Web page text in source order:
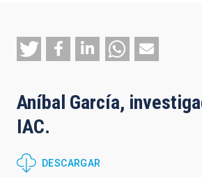
ayuda
a
navegación
Aníbal García,
IAC.
DESCARGAR